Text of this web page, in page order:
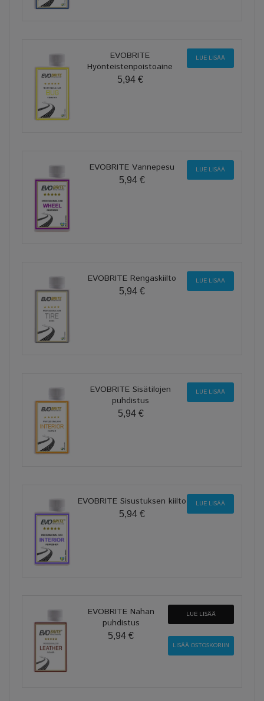
EVOBRITE
Hyönteistenpoistoaine
5,94 €
LUE LISÄÄ
EVOBRITE Vannepesu
5,94 €
LUE LISÄÄ
EVOBRITE Rengaskiilto
5,94 €
LUE LISÄÄ
EVOBRITE Sisätilojen
puhdistus
5,94 €
LUE LISÄÄ
EVOBRITE Sisustuksen kiilto
5,94 €
LUE LISÄÄ
EVOBRITE Nahan
puhdistus
5,94 €
LUE LISÄÄ